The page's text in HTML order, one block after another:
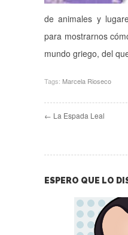
de animales y
para mostrarnos
mundo griego, del
Tags: Marcela Rioseco
← La Espada Leal
ESPERO QUE LO